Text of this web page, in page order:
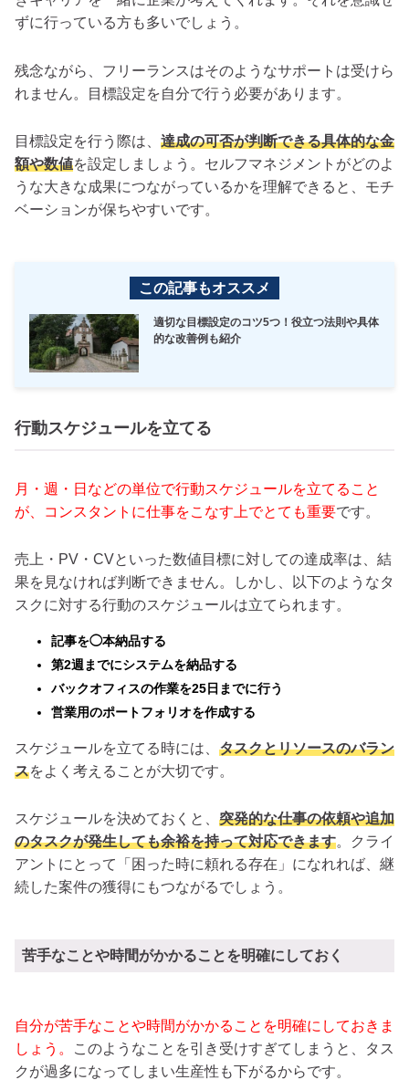
ずに行っている方も多いでしょう。
残念ながら、フリーランスはそのようなサポートは受けら
れません。目標設定を自分で行う必要があります。
目標設定を行う際は、 達成の可否が判断できる具体的な金
額や数値を設定しましょう。セルフマネジメントがどのよ
うな大きな成果につながっているかを理解できると、モチ
ベーションが保ちやすいです。
この記事もオススメ
適切な目標設定のコツ5つ！役立つ法則や具体
的な改善例も紹介
行動スケジュールを立てる
月・週・日などの単位で行動スケジュールを立てること
が、コンスタントに仕事をこなす上でとても重要です。
売上・PV・CVといった数値目標に対しての達成率は、結
果を見なければ判断できません。しかし、以下のようなタ
スクに対する行動のスケジュールは立てられます。
記事を◯本納品する
第2週までにシステムを納品する
バックオフィスの作業を25日までに行う
営業用のポートフォリオを作成する
スケジュールを立てる時には、 タスクとリソースのバラン
スをよく考えることが大切です。
スケジュールを決めておくと、 突発的な仕事の依頼や追加
のタスクが発生しても余裕を持って対応できます。クライ
アントにとって「困った時に頼れる存在」になれれば、継
続した案件の獲得にもつながるでしょう。
苦手なことや時間がかかることを明確にしておく
自分が苦手なことや時間がかかることを明確にしておきま
しょう。
このようなことを引き受けすぎてしまうと、タス
クが過多になってしまい生産性も下がるからです。